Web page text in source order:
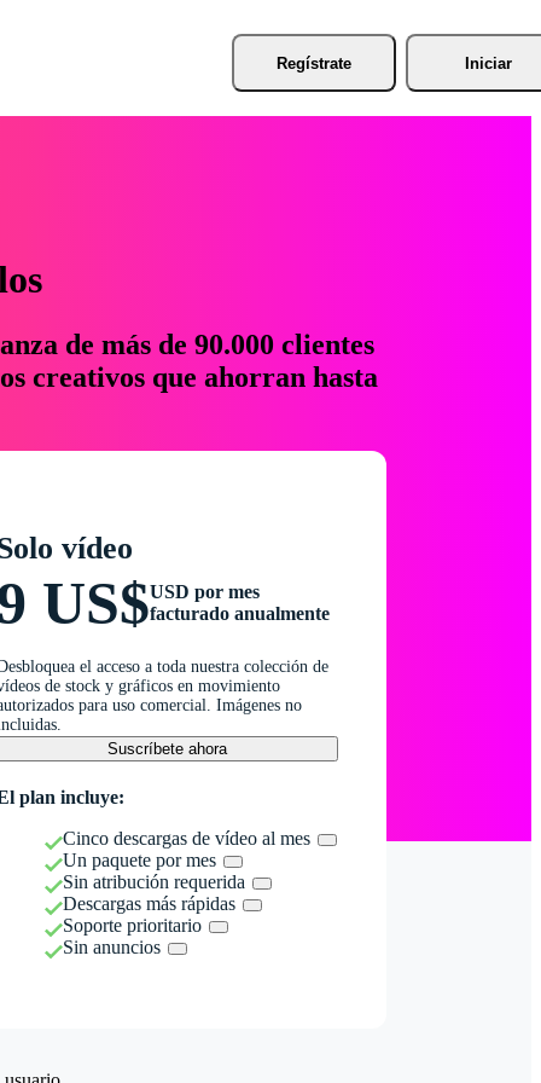
Regístrate Iniciar
de más de 90.000 clientes
creativos que ahorran hasta
vídeo
US$USD por mes
facturado anualmente
el acceso a toda nuestra colección de
de stock y gráficos en movimiento
para uso comercial. Imágenes no
Suscríbete ahora
plan incluye:
Cinco descargas de vídeo al mes
Un paquete por mes
Sin atribución requerida
Descargas más rápidas
Soporte prioritario
Sin anuncios